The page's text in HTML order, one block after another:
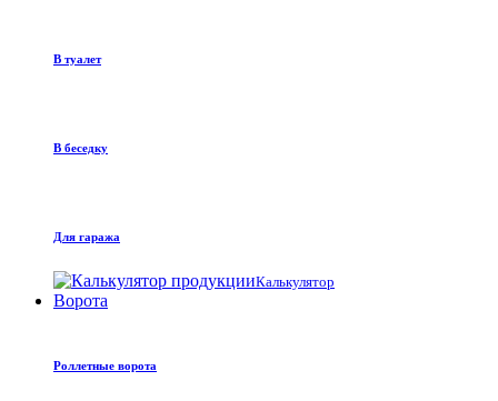
В туалет
В беседку
Для гаража
Калькулятор
Ворота
Роллетные ворота